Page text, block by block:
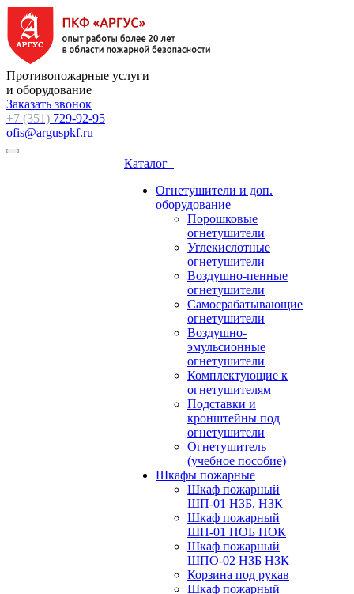
Противопожарные услуги
и оборудование
Заказать звонок
+7 (351) 729-92-95
ofis@arguspkf.ru
Каталог
Огнетушители и доп.
оборудование
Порошковые
огнетушители
Углекислотные
огнетушители
Воздушно-пенные
огнетушители
Самосрабатывающие
огнетушители
Воздушно-
эмульсионные
огнетушители
Комплектующие к
огнетушителям
Подставки и
кронштейны под
огнетушители
Огнетушитель
(учебное пособие)
Шкафы пожарные
Шкаф пожарный
ШП-01 НЗБ, НЗК
Шкаф пожарный
ШП-01 НОБ НОК
Шкаф пожарный
ШПО-02 НЗБ НЗК
Корзина под рукав
Шкаф пожарный